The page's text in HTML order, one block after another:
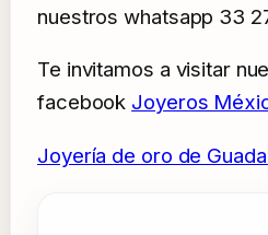
nuestros whatsapp 33
Te invitamos a visitar
facebook Joyeros
Joyería de oro de